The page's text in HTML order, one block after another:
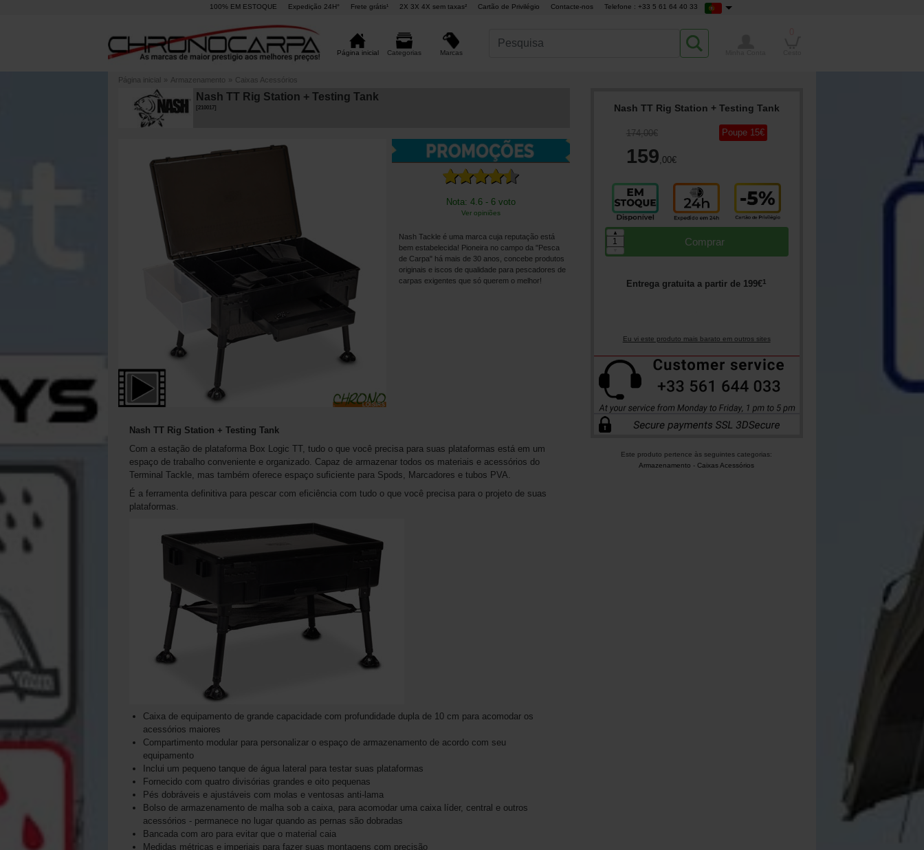
100% EM ESTOQUE Expedição 24H° Frete grátis¹ 2X 3X 4X sem taxas² Cartão de Privilégio Contacte-nos Telefone : +33 5 61 64 40 33
Página inicial Categorias Marcas
Página inicial » Armazenamento » Caixas Acessórios
Nash TT Rig Station + Testing Tank
210017]
Nota: 4.6 - 6 voto
Ver opiniões
Nash Tackle é uma marca cuja reputação está
bem estabelecida! Pioneira no campo da "Pesca
de Carpa" há mais de 30 anos, concebe produtos
originais e iscos de qualidade para pescadores de
carpas exigentes que só querem o melhor!
Nash TT Rig Station + Testing Tank
174 ,00€
159,00€
Poupe 15€
Comprar
▲
Entrega gratuita a partir de 199€1
Eu vi este produto mais barato em outros sites
Este produto pertence às seguintes categorias:
Armazenamento -Caixas Acessórios
Nash TT Rig Station + Testing Tank
Com a estação de plataforma Box Logic TT, tudo o que você precisa para suas plataformas está em um
espaço de trabalho conveniente e organizado. Capaz de armazenar todos os materiais e acessórios do
Terminal Tackle, mas também oferece espaço suficiente para Spods, Marcadores e tubos PVA.
É a ferramenta definitiva para pescar com eficiência com tudo o que você precisa para o projeto de suas
plataformas.
Caixa de equipamento de grande capacidade com profundidade dupla de 10 cm para acomodar os
acessórios maiores
Compartimento modular para personalizar o espaço de armazenamento de acordo com seu
equipamento
Inclui um pequeno tanque de água lateral para testar suas plataformas
Fornecido com quatro divisórias grandes e oito pequenas
Pés dobráveis ​​e ajustáveis ​​com molas e ventosas anti-lama
Bolso de armazenamento de malha sob a caixa, para acomodar uma caixa líder, central e outros
acessórios - permanece no lugar quando as pernas são dobradas
Bancada com aro para evitar que o material caia
Medidas métricas e imperiais para fazer suas montagens com precisão